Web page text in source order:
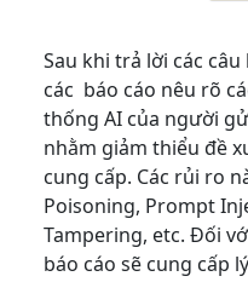
Sau khi trả lời các
các báo cáo nêu rõ
thống AI của người
nhằm giảm thiểu đề
cung cấp. Các rủi ro
Poisoning, Prompt
Tampering, etc. Đối
báo cáo sẽ cung cấp